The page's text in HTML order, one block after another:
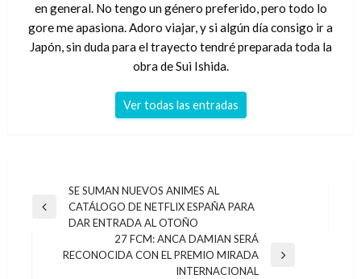
en general. No tengo un género preferido, pero todo lo
gore me apasiona. Adoro viajar, y si algún día consigo ir a
Japón, sin duda para el trayecto tendré preparada toda la
obra de Sui Ishida.
Ver todas las entradas
Navegación
de
Entrada
anterior
SE SUMAN NUEVOS ANIMES AL
CATÁLOGO DE NETFLIX ESPAÑA PARA
DAR ENTRADA AL OTOÑO
Entrada
27 FCM: ANCA DAMIAN SERÁ
RECONOCIDA CON EL PREMIO MIRADA
INTERNACIONAL